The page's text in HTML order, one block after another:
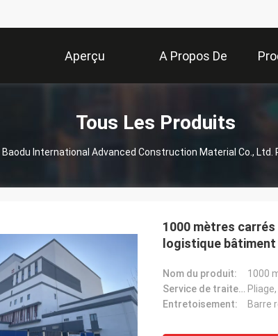
Aperçu A Propos De
Nous
Tous Les Produits
Baodu International Advanced Construction Material Co., Ltd.
1000 mètres
logistique
Nom du produit:
Service de traitement:
Entretoisement:
Barre